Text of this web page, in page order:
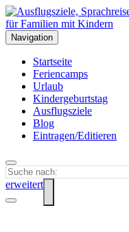
Navigation
Startseite
Feriencamps
Urlaub
Kindergeburtstag
Ausflugsziele
Blog
Eintragen/Editieren
erweitert